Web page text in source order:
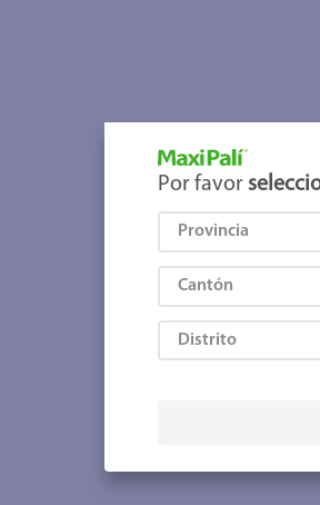
Por favor
Provincia
Cantón
Distrito